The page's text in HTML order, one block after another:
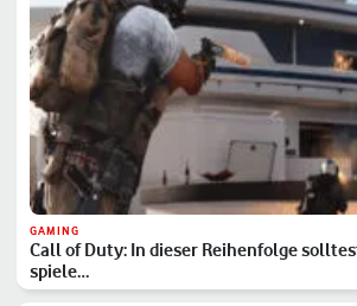
GAMING
Call of Duty: In dieser Reihenfolge
spiele…